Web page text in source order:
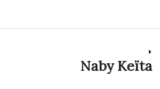
Naby Keïta